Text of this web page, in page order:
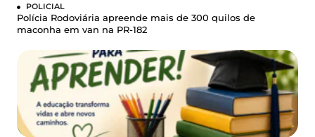
POLICIAL
Polícia Rodoviária apreende mais de 300 quilos de
maconha em van na PR-182